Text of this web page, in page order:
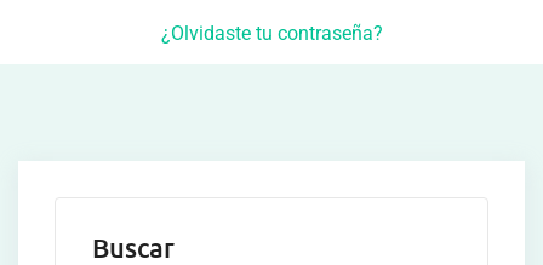
¿Olvidaste tu contraseña?
Buscar